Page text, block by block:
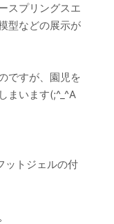
スプリングスエ
型などの展示が
ですが、園児を
まいます(;^_^A
ットジェルの付